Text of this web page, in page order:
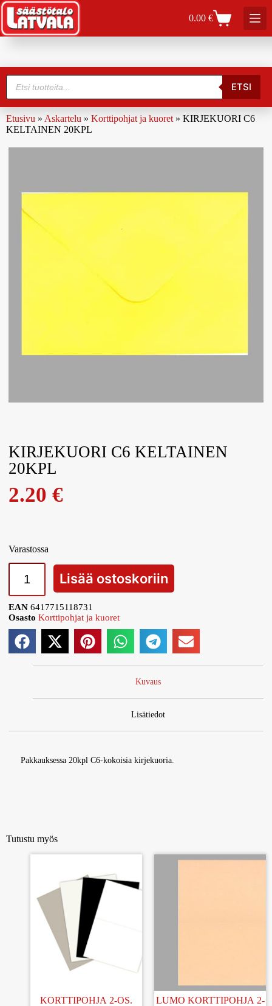
0.00€
ETSI
Etusivu » Askartelu » Korttipohjat ja kuoret » KIRJEKUORI C6
KELTAINEN 20KPL
KIRJEKUORI C6 KELTAINEN
20KPL
2.20€
Varastossa
Lisää ostoskoriin
EAN6417715118731
Osasto Korttipohjat ja kuoret
Kuvaus
Lisätiedot
Pakkauksessa 20kpl C6-kokoisia kirjekuoria.
Tutustu myös
KORTTIPOHJA 2-OS.
LUMO KORTTIPOHJA 2-